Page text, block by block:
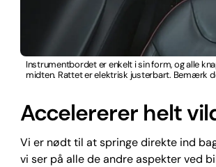
Instrumentbordet er enkelt i sin form, og alle
midten. Rattet er elektrisk justerbart. Bemærk
Accelererer helt
Vi er nødt til at springe direkte ind
vi ser på alle de andre aspekter ved